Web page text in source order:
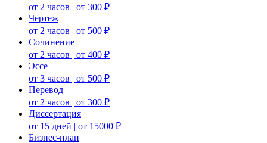
от 2 часов | от 300 ₽
Чертеж
от 2 часов | от 500 ₽
Сочинение
от 2 часов | от 400 ₽
Эссе
от 3 часов | от 500 ₽
Перевод
от 2 часов | от 300 ₽
Диссертация
от 15 дней | от 15000 ₽
Бизнес-план